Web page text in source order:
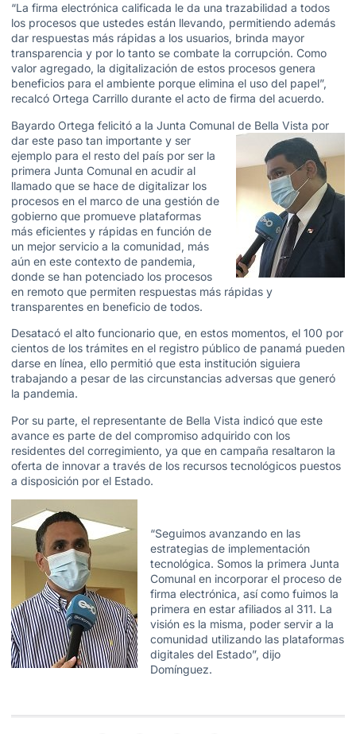
“La firma electrónica calificada le da una trazabilidad a todos
los procesos que ustedes están llevando, permitiendo además
dar respuestas más rápidas a los usuarios, brinda mayor
transparencia y por lo tanto se combate la corrupción. Como
valor agregado, la digitalización de estos procesos genera
beneficios para el ambiente porque elimina el uso del papel”,
recalcó Ortega Carrillo durante el acto de firma del acuerdo.
Bayardo Ortega felicitó a la Junta Comunal de Bella Vista por
dar este paso tan importante y ser
ejemplo para el resto del país por ser la
primera Junta Comunal en acudir al
llamado que se hace de digitalizar los
procesos en el marco de una gestión de
gobierno que promueve plataformas
más eficientes y rápidas en función de
un mejor servicio a la comunidad, más
aún en este contexto de pandemia,
donde se han potenciado los procesos
en remoto que permiten respuestas más rápidas y
transparentes en beneficio de todos.
Desatacó el alto funcionario que, en estos momentos, el 100 por
cientos de los trámites en el registro público de panamá pueden
darse en línea, ello permitió que esta institución siguiera
trabajando a pesar de las circunstancias adversas que generó
la pandemia.
Por su parte, el representante de Bella Vista indicó que este
avance es parte de del compromiso adquirido con los
residentes del corregimiento, ya que en campaña resaltaron la
oferta de innovar a través de los recursos tecnológicos puestos
a disposición por el Estado.
“Seguimos avanzando en las
estrategias de implementación
tecnológica. Somos la primera Junta
Comunal en incorporar el proceso de
firma electrónica, así como fuimos la
primera en estar afiliados al 311. La
visión es la misma, poder servir a la
comunidad utilizando las plataformas
digitales del Estado”, dijo
Domínguez.